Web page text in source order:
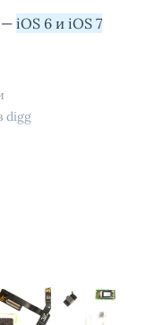
— iOS 6 и iOS 7
digg